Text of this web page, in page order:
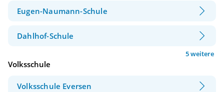
Eugen-Naumann-Schule
Dahlhof-Schule
5 weitere
Volksschule
Volksschule Eversen